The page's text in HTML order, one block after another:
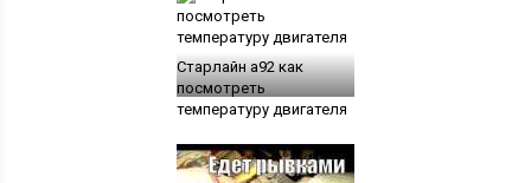
Старлайн а92 как
посмотреть
температуру двигателя